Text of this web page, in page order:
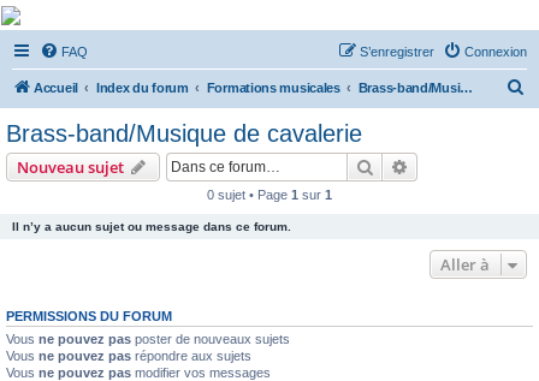
De Musicae Militari -
Forums
Forums de discussions
FAQ Connexion
S’enregistrer
Accueil Index du forum Formations musicales Brass-band/Musique de cavalerie
Brass-band/Musique de cavalerie
Nouveau sujet Rechercher
0 sujet • Page 1 sur 1
Il n’y a aucun sujet ou message dans ce forum.
Aller à
PERMISSIONS DU FORUM
Vous ne pouvez pas poster de nouveaux sujets
Vous ne pouvez pas répondre aux sujets
Vous ne pouvez pas modifier vos messages